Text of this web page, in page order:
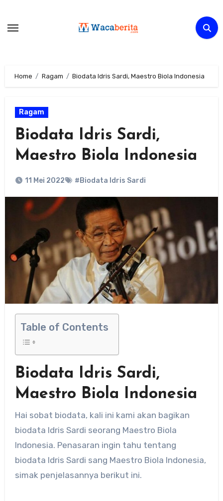
content
Home Ragam Biodata Idris Sardi, Maestro Biola Indonesia
Ragam
Biodata Idris Sardi,
Maestro Biola Indonesia
11 Mei 2022 #Biodata Idris Sardi
Table of Contents
Biodata Idris Sardi,
Maestro Biola Indonesia
Hai sobat biodata, kali ini kami akan bagikan
biodata Idris Sardi seorang Maestro Biola
Indonesia. Penasaran ingin tahu tentang
biodata Idris Sardi sang Maestro Biola Indonesia,
simak penjelasannya berikut ini.